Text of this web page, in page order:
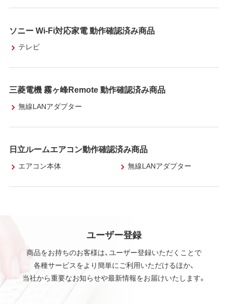
ソニー Wi-Fi対応家電 動作確認済み商品
テレビ
三菱電機 霧ヶ峰Remote 動作確認済み商品
無線LANアダプター
日立ルームエアコン動作確認済み商品
エアコン本体 無線LANアダプター
ユーザー登録
商品をお持ちのお客様は、ユーザー登録いただくことで
各種サービスをより簡単にご利用いただけるほか、
当社から重要なお知らせや最新情報をお届けいたします。